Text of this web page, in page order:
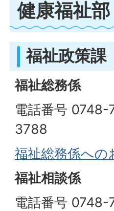
健康福祉部
福祉政策課
福祉総務係
電話番号
3788
福祉総務係への
福祉相談係
電話番号